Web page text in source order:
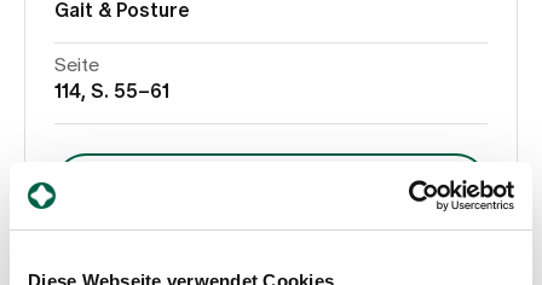
Diese Webseite verwendet Cookies
Gait & Posture
Seite
114, S. 55–61